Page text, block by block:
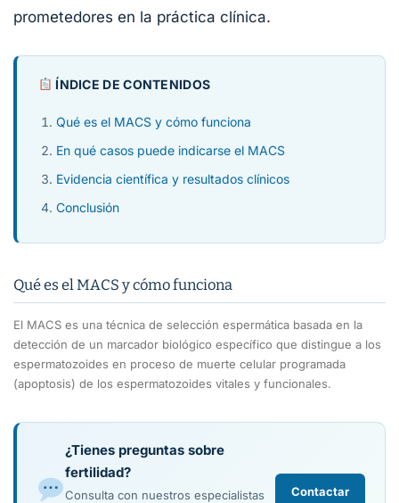
prometedores en la práctica clínica.
ÍNDICE DE CONTENIDOS
Qué es el MACS y cómo funciona
En qué casos puede indicarse el MACS
Evidencia científica y resultados clínicos
Conclusión
Qué es el MACS y cómo funciona
El MACS es una técnica de selección espermática basada en la
detección de un marcador biológico específico que distingue a los
espermatozoides en proceso de muerte celular programada
(apoptosis) de los espermatozoides vitales y funcionales.
¿Tienes preguntas sobre
fertilidad?
Consulta con nuestros especialistas
Contactar